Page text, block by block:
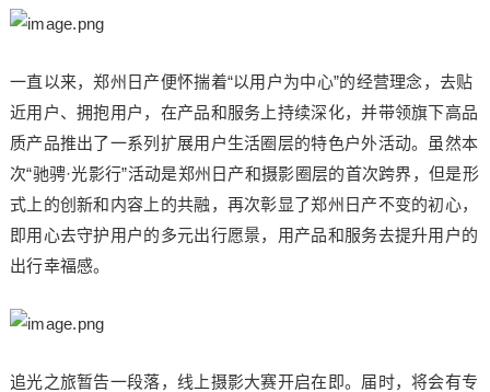
一直以来，郑州日产便怀揣着“以用户为中心”的经营理念，去贴
近用户、拥抱用户，在产品和服务上持续深化，并带领旗下高品
质产品推出了一系列扩展用户生活圈层的特色户外活动。虽然本
次“驰骋·光影行”活动是郑州日产和摄影圈层的首次跨界，但是形
式上的创新和内容上的共融，再次彰显了郑州日产不变的初心，
即用心去守护用户的多元出行愿景，用产品和服务去提升用户的
出行幸福感。
追光之旅暂告一段落，线上摄影大赛开启在即。届时，将会有专